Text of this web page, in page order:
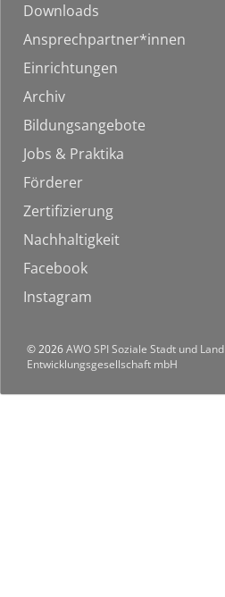
Downloads
Ansprechpartner*innen
Einrichtungen
Archiv
Bildungsangebote
Jobs & Praktika
Förderer
Zertifizierung
Nachhaltigkeit
Facebook
Instagram
© 2026AWO SPI Soziale Stadt und Land
Entwicklungsgesellschaft mbH